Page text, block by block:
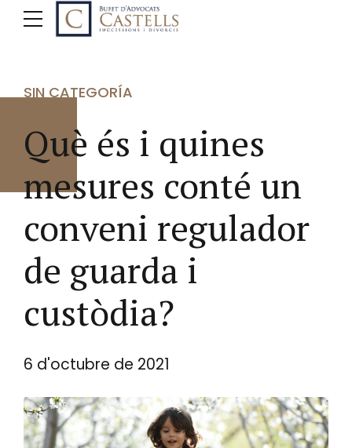
SIN CATEGORÍA
Què és i quines
mesures conté un
conveni regulador
de guarda i
custòdia?
6 d'octubre de 2021